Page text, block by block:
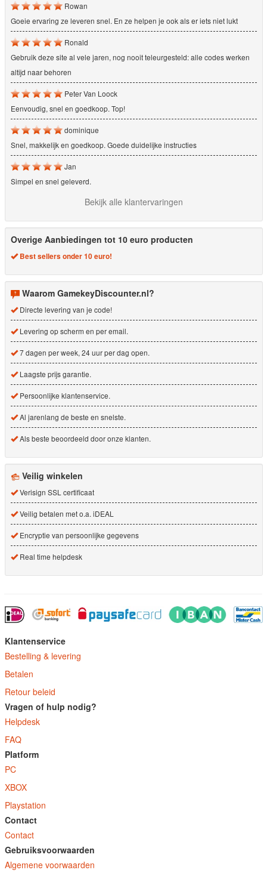
Rowan
Goeie ervaring ze leveren snel. En ze helpen je ook als er iets niet lukt
Ronald
Gebruik deze site al vele jaren, nog nooit teleurgesteld: alle codes werken
altijd naar behoren
Peter Van Loock
Eenvoudig, snel en goedkoop. Top!
dominique
Snel, makkelijk en goedkoop. Goede duidelijke instructies
Jan
Simpel en snel geleverd.
Bekijk alle klantervaringen
Overige Aanbiedingen tot 10 euro producten
Best sellers onder 10 euro!
Waarom GamekeyDiscounter.nl?
Directe levering van je code!
Levering op scherm en per email.
7 dagen per week, 24 uur per dag open.
Laagste prijs garantie.
Persoonlijke klantenservice.
Al jarenlang de beste en snelste.
Als beste beoordeeld door onze klanten.
Veilig winkelen
Verisign SSL certificaat
Veilig betalen met o.a. iDEAL
Encryptie van persoonlijke gegevens
Real time helpdesk
Klantenservice
Bestelling & levering
Betalen
Retour beleid
Vragen of hulp nodig?
Helpdesk
FAQ
Platform
PC
XBOX
Playstation
Contact
Contact
Gebruiksvoorwaarden
Algemene voorwaarden